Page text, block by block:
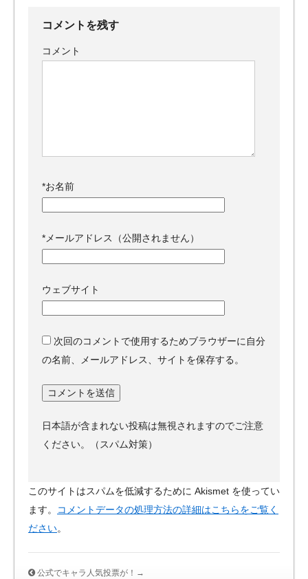
コメントを残す
コメント
*お名前
* メールアドレス（公開されません）
ウェブサイト
次回のコメントで使用するためブラウザーに自分
の名前、メールアドレス、サイトを保存する。
日本語が含まれない投稿は無視されますのでご注意
ください。（スパム対策）
このサイトはスパムを低減するために Akismet を使ってい
ます。
コメントデータの処理方法の詳細はこちらをご覧く
ださい。
公式でキャラ人気投票が！→